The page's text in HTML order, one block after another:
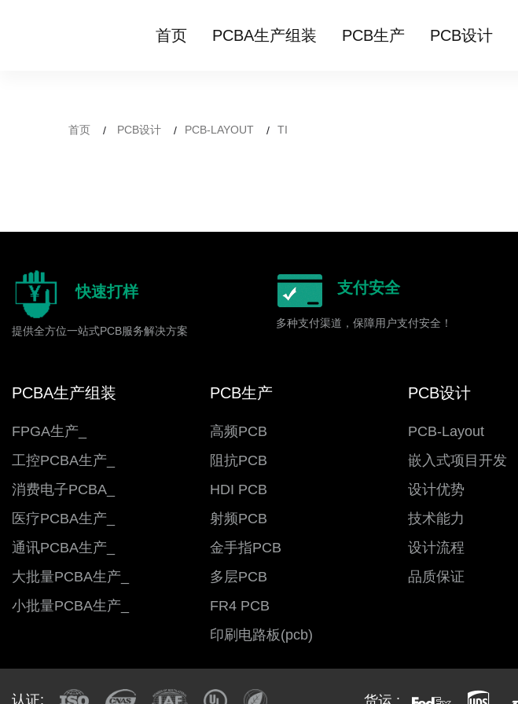
首页 PCBA生产组装 PCB生产 PCB设计
首页 PCB设计 PCB-LAYOUT TI
快速打样
提供全方位一站式PCB服务解决方案
支付安全
多种支付渠道，保障用户支付安全！
PCBA生产组装
FPGA生产_
工控PCBA生产_
消费电子PCBA_
医疗PCBA生产_
通讯PCBA生产_
大批量PCBA生产_
小批量PCBA生产_
PCB生产
高频PCB
阻抗PCB
HDI PCB
射频PCB
金手指PCB
多层PCB
FR4 PCB
印刷电路板(pcb)
PCB设计
PCB-Layout
嵌入式项目开发
设计优势
技术能力
设计流程
品质保证
认证: